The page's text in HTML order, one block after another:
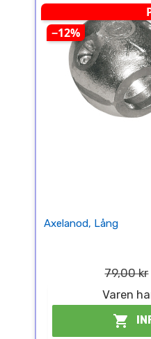
−12%
Axelanod, Lång
79,00 kr
Varen
